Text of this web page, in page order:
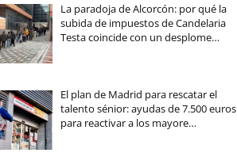
La paradoja de Alcorcón: por qué la
subida de impuestos de Candelaria
Testa coincide con un desplome…
El plan de Madrid para rescatar el
talento sénior: ayudas de 7.500 euros
para reactivar a los mayore…